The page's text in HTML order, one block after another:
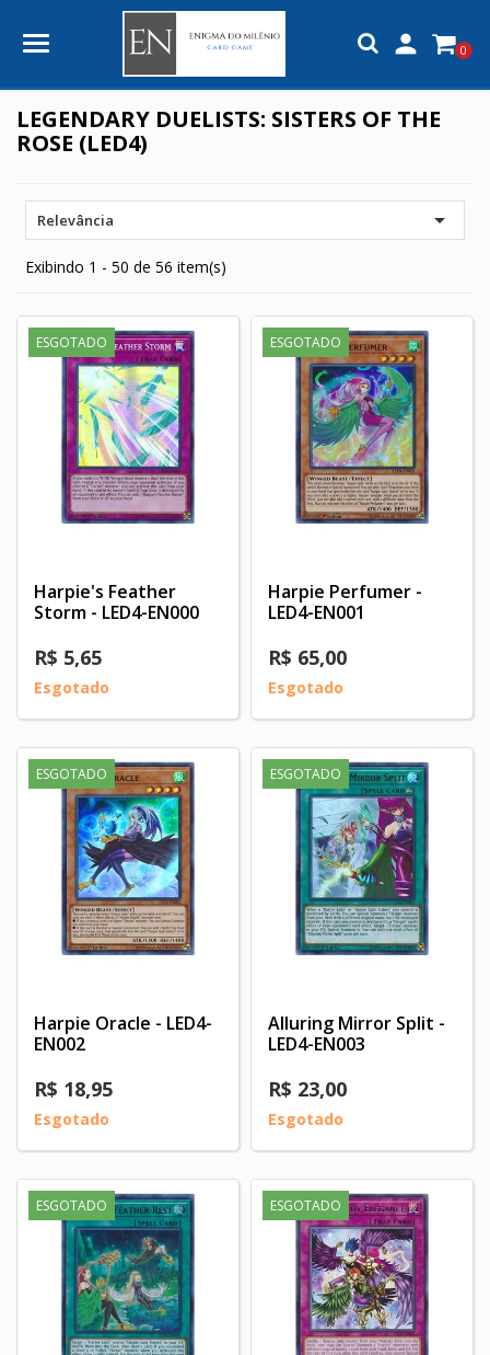
 0
LEGENDARY DUELISTS: SISTERS OF THE
ROSE (LED4)
Relevância 
Exibindo 1 - 50 de 56 item(s)
ESGOTADO
Harpie's Feather
Storm - LED4-EN000
R$ 5,65
Esgotado
ESGOTADO
Harpie Perfumer -
LED4-EN001
R$ 65,00
Esgotado
ESGOTADO
Harpie Oracle - LED4-
EN002
R$ 18,95
Esgotado
ESGOTADO
Alluring Mirror Split -
LED4-EN003
R$ 23,00
Esgotado
ESGOTADO ESGOTADO